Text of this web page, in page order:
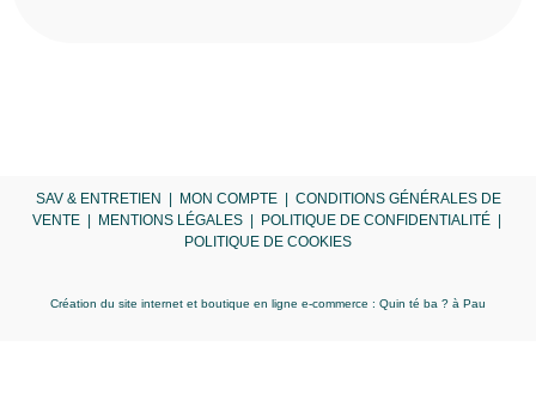
SAV & ENTRETIEN MON COMPTE| CONDITIONS GÉNÉRALES DE
VENTE| MENTIONS LÉGALES| POLITIQUE DE CONFIDENTIALITÉ|
POLITIQUE DE COOKIES
Création du site internet et boutique en ligne e-commerce : Quin té ba ? à Pau